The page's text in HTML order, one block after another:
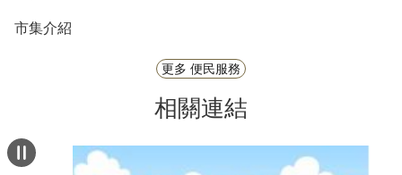
市集介紹
更多 便民服務
相關連結